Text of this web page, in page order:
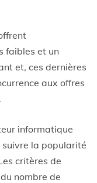
faibles et un
et, ces dernières
aux offres
informatique
suivre la popularité
critères de
nombre de